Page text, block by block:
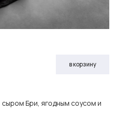
в корзину
сыром Бри, ягодным соусом и